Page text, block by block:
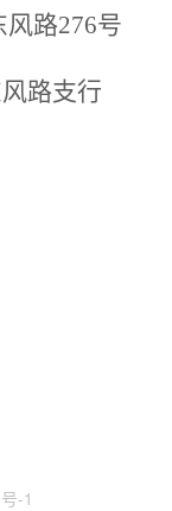
路276号
路支行
-1